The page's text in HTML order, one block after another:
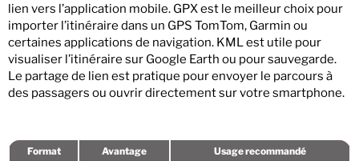
lien vers l’application mobile. GPX est le meilleur choix pour
importer l’itinéraire dans un GPS TomTom, Garmin ou
certaines applications de navigation. KML est utile pour
visualiser l’itinéraire sur Google Earth ou pour sauvegarde.
Le partage de lien est pratique pour envoyer le parcours à
des passagers ou ouvrir directement sur votre smartphone.
Format Avantage Usage recommandé